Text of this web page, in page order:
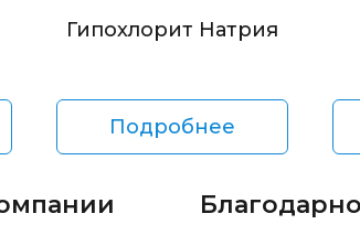
Гипохлорит Натрия
Подробнее